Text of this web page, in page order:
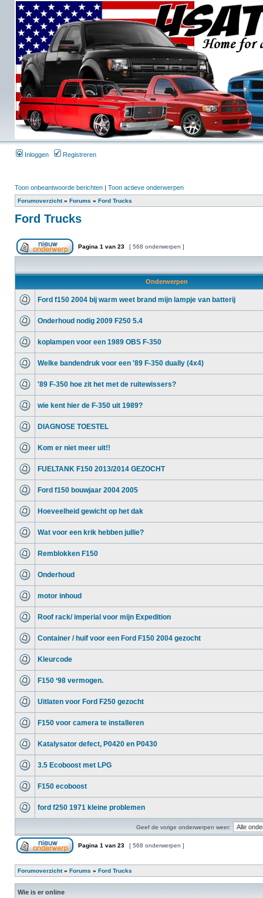
Inloggen Registreren
Toon onbeantwoorde berichten | Toon actieve onderwerpen
Forumoverzicht» Forums » Ford Trucks
Ford Trucks
Pagina 1 van 23 [ 568 onderwerpen ]
Onderwerpen
Ford f150 2004 bij warm weet brand mijn lampje van batterij
Onderhoud nodig 2009 F250 5.4
koplampen voor een 1989 OBS F-350
Welke bandendruk voor een '89 F-350 dually (4x4)
'89 F-350 hoe zit het met de ruitewissers?
wie kent hier de F-350 uit 1989?
DIAGNOSE TOESTEL
Kom er niet meer uit!!
FUELTANK F150 2013/2014 GEZOCHT
Ford f150 bouwjaar 2004 2005
Hoeveelheid gewicht op het dak
Wat voor een krik hebben jullie?
Remblokken F150
Onderhoud
motor inhoud
Roof rack/ imperial voor mijn Expedition
Container / huif voor een Ford F150 2004 gezocht
Kleurcode
F150 ‘98 vermogen.
Uitlaten voor Ford F250 gezocht
F150 voor camera te installeren
Katalysator defect, P0420 en P0430
3.5 Ecoboost met LPG
F150 ecoboost
ford f250 1971 kleine problemen
Geef de vorige onderwerpen weer:
Pagina 1 van 23 [ 568 onderwerpen ]
Forumoverzicht» Forums » Ford Trucks
Wie is er online